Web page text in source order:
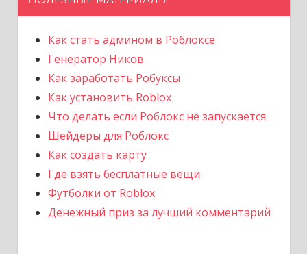
Как стать админом в Роблоксе
Генератор Ников
Как заработать Робуксы
Как установить Roblox
Что делать если Роблокс не запускается
Шейдеры для Роблокс
Как создать карту
Где взять бесплатные вещи
Футболки от Roblox
Денежный приз за лучший комментарий